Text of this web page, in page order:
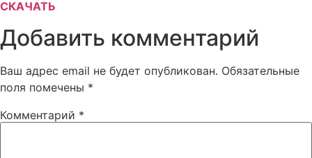
СКАЧАТЬ
Добавить комментарий
Ваш адрес email не будет опубликован. Обязательные
поля помечены *
Комментарий *